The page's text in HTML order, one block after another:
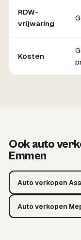
RDW-
vrijwaring
Kosten
Ook auto
Emmen
Auto verkopen
Auto verkopen